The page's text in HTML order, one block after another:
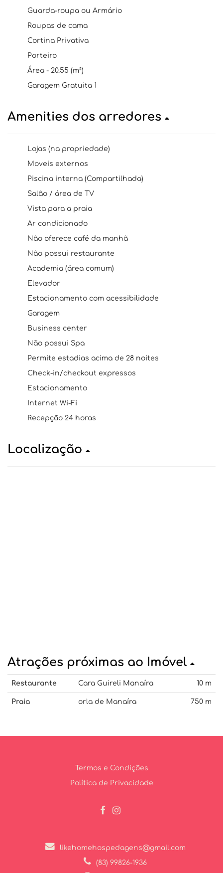
Guarda-roupa ou Armário
Roupas de cama
Cortina Privativa
Porteiro
Área - 20.55 (m²)
Garagem Gratuita 1
Amenities dos arredores
Lojas (na propriedade)
Moveis externos
Piscina interna (Compartilhada)
Salão / área de TV
Vista para a praia
Ar condicionado
Não oferece café da manhã
Não possui restaurante
Academia (área comum)
Elevador
Estacionamento com acessibilidade
Garagem
Business center
Não possui Spa
Permite estadias acima de 28 noites
Check-in/checkout expressos
Estacionamento
Internet Wi-Fi
Recepção 24 horas
Localização
Atrações próximas ao Imóvel
Restaurante Cara Guireli Manaíra 10 m
Praia orla de Manaíra 750 m
Termos e Condições
Política de Privacidade
likehomehospedagens@gmail.com
(83) 99826-1936